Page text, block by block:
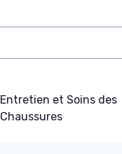
Entretien et Soins des
Chaussures